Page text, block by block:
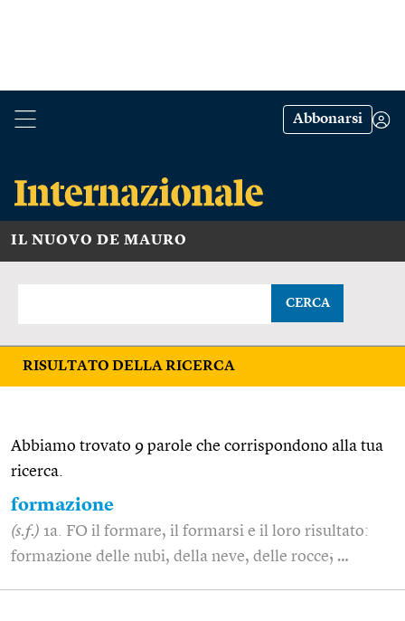
Abbonarsi
IL NUOVO DE MAURO
CERCA
RISULTATO DELLA RICERCA
Abbiamo trovato 9 parole che corrispondono alla tua
ricerca.
formazione
(s.f.) 1a. FO il formare, il formarsi e il loro risultato:
formazione delle nubi, della neve, delle rocce; …